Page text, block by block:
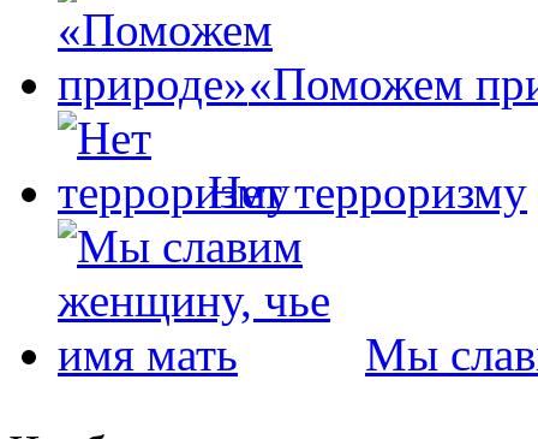
«Поможем
Нет терроризму
Мы